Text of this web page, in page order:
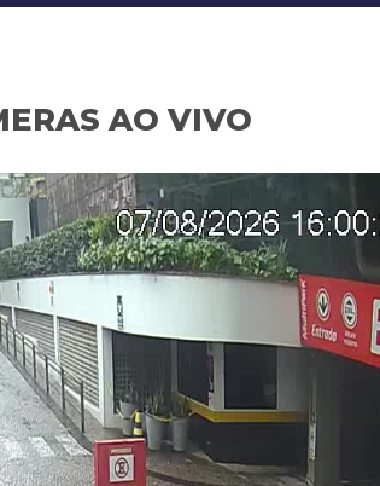
AO VIVO